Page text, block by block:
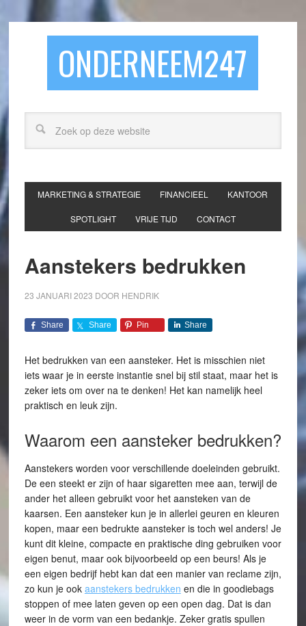
ONDERNEEM247
MARKETING & STRATEGIE FINANCIEEL KANTOOR
SPOTLIGHT VRIJE TIJD CONTACT
Aanstekers bedrukken
23 JANUARI 2023 DOOR HENDRIK
Share Share Pin Share
Het bedrukken van een aansteker. Het is misschien niet
iets waar je in eerste instantie snel bij stil staat, maar het is
zeker iets om over na te denken! Het kan namelijk heel
praktisch en leuk zijn.
Waarom een aansteker bedrukken?
Aanstekers worden voor verschillende doeleinden gebruikt.
De een steekt er zijn of haar sigaretten mee aan, terwijl de
ander het alleen gebruikt voor het aansteken van de
kaarsen. Een aansteker kun je in allerlei geuren en kleuren
kopen, maar een bedrukte aansteker is toch wel anders! Je
kunt dit kleine, compacte en praktische ding gebruiken voor
eigen benut, maar ook bijvoorbeeld op een beurs! Als je
een eigen bedrijf hebt kan dat een manier van reclame zijn,
zo kun je ook aanstekers bedrukken en die in goodiebags
stoppen of mee laten geven op een open dag. Dat is dan
weer in de vorm van een bedankje. Zeker gratis spullen